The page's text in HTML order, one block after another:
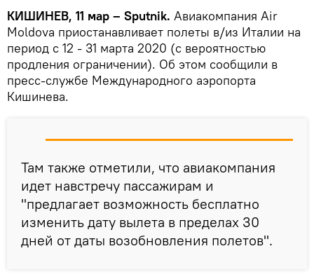
КИШИНЕВ, 11 мар – Sputnik. Авиакомпания Air
Moldova приостанавливает полеты в/из Италии на
период с 12 - 31 марта 2020 (с вероятностью
продления ограничении). Об этом сообщили в
пресс-службе Международного аэропорта
Кишинева.
Там также отметили, что авиакомпания
идет навстречу пассажирам и
"предлагает возможность бесплатно
изменить дату вылета в пределах 30
дней от даты возобновления полетов".